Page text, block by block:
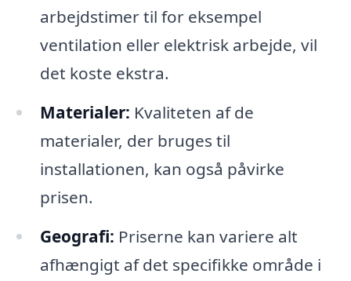
arbejdstimer til for eksempel
ventilation eller elektrisk arbejde, vil
det koste ekstra.
Materialer: Kvaliteten af de
materialer, der bruges til
installationen, kan også påvirke
prisen.
Geografi: Priserne kan variere alt
afhængigt af det specifikke område i